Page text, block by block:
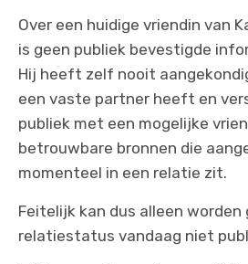
Over een huidige vriendin van
is geen publiek bevestigde
Hij heeft zelf nooit
een vaste partner heeft en
publiek met een mogelijke
betrouwbare bronnen die
momenteel in een relatie zit.
Feitelijk kan dus alleen
relatiestatus vandaag niet